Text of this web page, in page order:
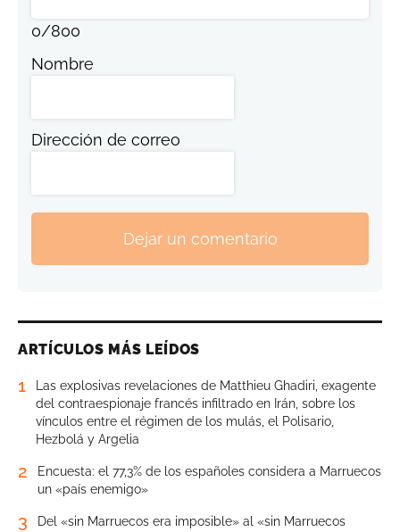
0/800
Nombre
Dirección de correo
Dejar un comentario
ARTÍCULOS MÁS LEÍDOS
1
Las explosivas revelaciones de Matthieu Ghadiri, exagente
del contraespionaje francés infiltrado en Irán, sobre los
vínculos entre el régimen de los mulás, el Polisario,
Hezbolá y Argelia
2
Encuesta: el 77,3% de los españoles considera a Marruecos
un «país enemigo»
3
Del «sin Marruecos era imposible» al «sin Marruecos